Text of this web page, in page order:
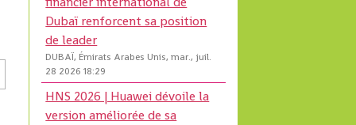
Dubaï renforcent sa position
de leader
DUBAÏ, Émirats Arabes Unis, mar., juil.
28 2026 18:29
HNS 2026 | Huawei dévoile la
version améliorée de sa